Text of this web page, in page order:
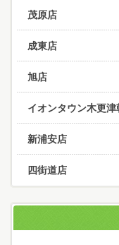
茂原店
成東店
旭店
イオンタウン木更津
新浦安店
四街道店